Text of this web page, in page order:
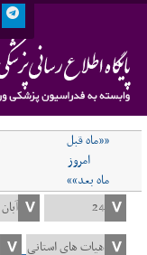
««ماه قبل
امروز
ماه بعد»»